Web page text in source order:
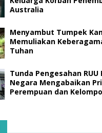
Australia
Menyambut Tumpek
Memuliakan
Tuhan
Tunda Pengesahan RUU
Negara Mengabaikan
Perempuan dan